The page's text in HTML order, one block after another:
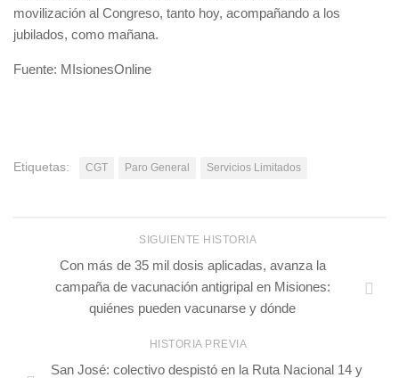
movilización al Congreso, tanto hoy, acompañando a los
jubilados, como mañana.
Fuente: MIsionesOnline
Etiquetas: CGT Paro General Servicios Limitados
SIGUIENTE HISTORIA
Con más de 35 mil dosis aplicadas, avanza la
campaña de vacunación antigripal en Misiones:
quiénes pueden vacunarse y dónde
HISTORIA PREVIA
San José: colectivo despistó en la Ruta Nacional 14 y